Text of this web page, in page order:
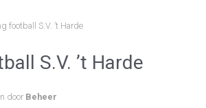
football S.V. ’t Harde
S.V. ’t Harde
door Beheer